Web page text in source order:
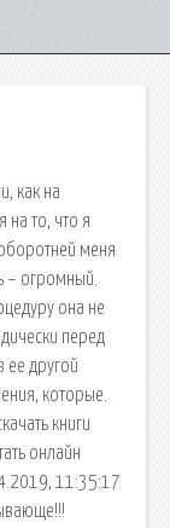
как на
на то, что я
меня
– огромный.
она не
перед
другой
которые.
книги
онлайн
11:35:17